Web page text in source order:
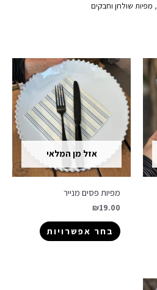
, מפיות שולחן וחבקים
אזל מן המלאי
מפיות פסים מנייר
₪19.00
בחר אפשרויות